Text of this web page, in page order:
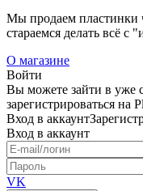
Мы продаем пластинки
стараемся делать всё с
О магазине
Войти
Вы можете зайти в уже
зарегистрироваться на
Вход в аккаунт
Вход в аккаунт
VK